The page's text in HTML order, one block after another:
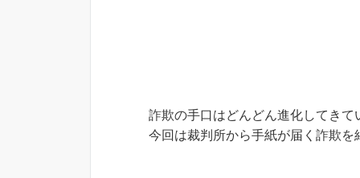
詐欺の手口はどんどん進化してきて
今回は裁判所から手紙が届く詐欺を